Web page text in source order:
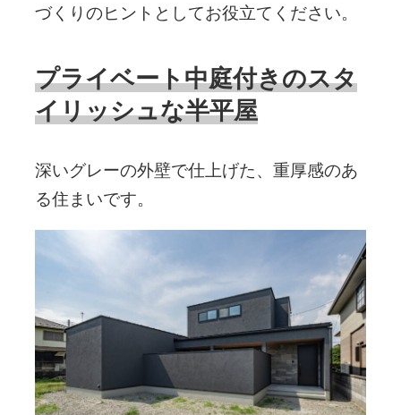
づくりのヒントとしてお役立てください。
プライベート中庭付きのスタ
イリッシュな半平屋
深いグレーの外壁で仕上げた、重厚感のあ
る住まいです。